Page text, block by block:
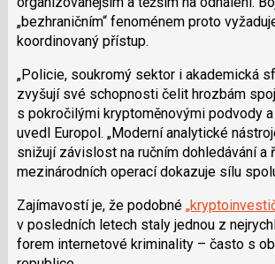
„bezhraničním“ fenoménem proto
koordinovaný přístup.
„Policie, soukromý sektor i akademická
zvyšují své schopnosti čelit hrozbám
s pokročilými kryptoměnovými podvody a
uvedl Europol. „Moderní analytické
snižují závislost na ručním dohledávání a
mezinárodních operací dokazuje sílu
Zajímavostí je, že podobné
v posledních letech staly jednou z
forem internetové kriminality – často s